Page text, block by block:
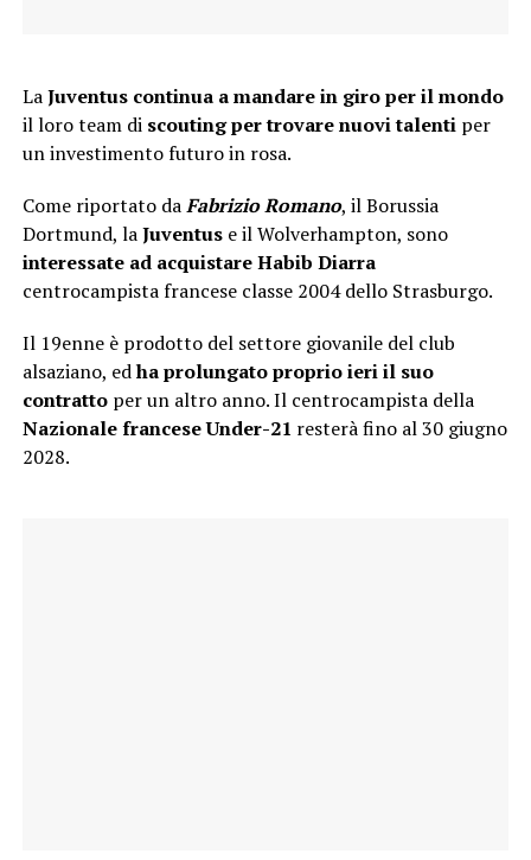
LaJuventus continua a mandare in giro per il mondo
il loro team di scouting per trovare nuovi talentiper
un investimento futuro in rosa.
Come riportato daFabrizio Romano, il Borussia
Dortmund, laJuventuse il Wolverhampton, sono
interessate ad acquistare Habib Diarra
centrocampista francese classe 2004 dello Strasburgo.
Il 19enne è prodotto del settore giovanile del club
alsaziano, edha prolungato proprio ieri il suo
contratto per un altro anno. Il centrocampista della
Nazionale francese Under-21 resterà fino al 30 giugno
2028.